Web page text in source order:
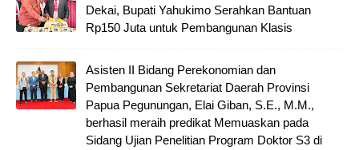
Dekai, Bupati Yahukimo Serahkan Bantuan
Rp150 Juta untuk Pembangunan Klasis
Asisten II Bidang Perekonomian dan
Pembangunan Sekretariat Daerah Provinsi
Papua Pegunungan, Elai Giban, S.E., M.M.,
berhasil meraih predikat Memuaskan pada
Sidang Ujian Penelitian Program Doktor S3 di